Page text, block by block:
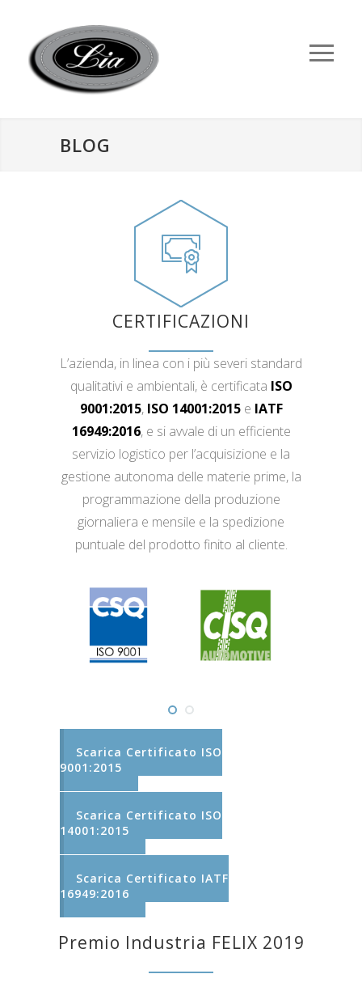
BLOG
CERTIFICAZIONI
L’azienda, in linea con i più severi standard
qualitativi e ambientali, è certificata ISO
9001:2015, ISO 14001:2015e IATF
16949:2016, e si avvale di un efficiente
servizio logistico per l’acquisizione e la
gestione autonoma delle materie prime, la
programmazione della produzione
giornaliera e mensile e la spedizione
puntuale del prodotto finito al cliente.
Scarica Certificato ISO
9001:2015
Scarica Certificato ISO
14001:2015
Scarica Certificato IATF
16949:2016
Premio Industria FELIX 2019